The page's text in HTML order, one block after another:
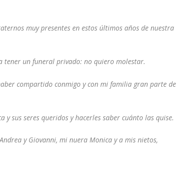
muy presentes en estos últimos años de nuestra
tener un funeral privado: no quiero molestar.
compartido conmigo y con mi familia gran parte de
sus seres queridos y hacerles saber cuánto las quise.
y Giovanni, mi nuera Monica y a mis nietos,